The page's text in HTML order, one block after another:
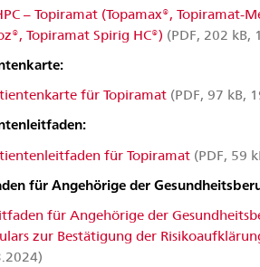
– Topiramat (Topamax®, Topiramat-
Topiramat Spirig HC®) (PDF, 202 kB,
für Topiramat(PDF, 97 kB,
für Topiramat(PDF, 59
für Angehörige der
für Angehörige der
zur Bestätigung der